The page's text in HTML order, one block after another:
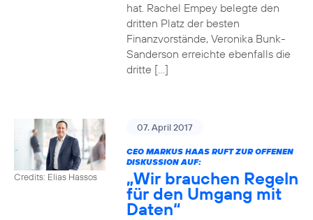
hat. Rachel Empey belegte den
dritten Platz der besten
Finanzvorstände, Veronika Bunk-
Sanderson erreichte ebenfalls die
dritte […]
Credits: Elias Hassos
07. April 2017
CEO MARKUS HAAS RUFT ZUR OFFENEN
DISKUSSION AUF:
„Wir brauchen Regeln
für den Umgang mit
Daten“